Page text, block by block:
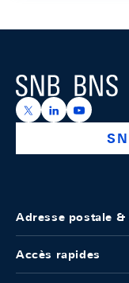
Logo
https://x.com/
https://
Adresse postale
Accès rapides